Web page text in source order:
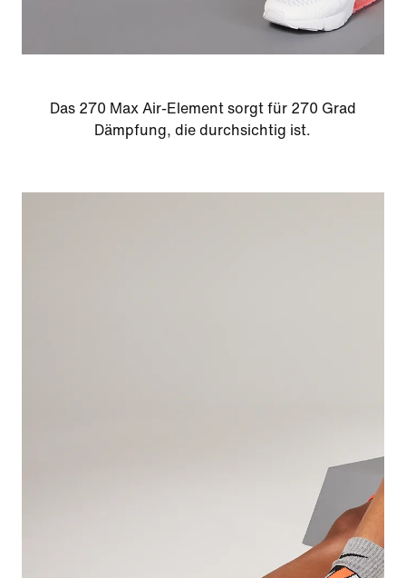
Das 270 Max Air-Element sorgt für 270 Grad
Dämpfung, die durchsichtig ist.